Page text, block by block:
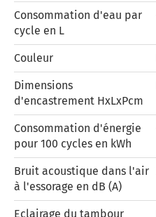
Consommation d'eau par
cycle en L
Couleur
Dimensions
d'encastrement HxLxPcm
Consommation d'énergie
pour 100 cycles en kWh
Bruit acoustique dans l'air
à l'essorage en dB (A)
Eclairage du tambour